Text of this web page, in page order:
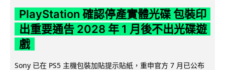
PlayStation 確認停產實體光碟 包裝印
出重要通告 2028 年 1 月後不出光碟遊
戲
Sony 已在 PS5 主機包裝加貼提示貼紙，重申官方 7 月已公布